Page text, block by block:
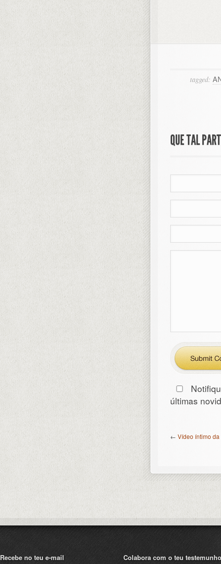
tagged:
QUE TAL
últimas
← Vídeo íntimo
Recebe no teu e-mail Colabora com o teu testemunho